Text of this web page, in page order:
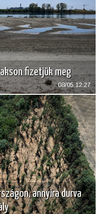
fizetjük meg
08/05 12:27
annyira durva